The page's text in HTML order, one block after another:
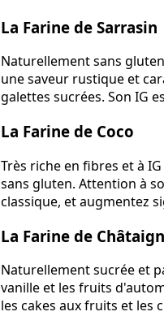
La Farine de Sarrasin
Naturellement sans
une saveur rustique et
galettes sucrées. Son IG
La Farine de Coco
Très riche en fibres et à
sans gluten. Attention à
classique, et augmentez
La Farine de
Naturellement sucrée et
vanille et les fruits
les cakes aux fruits et les